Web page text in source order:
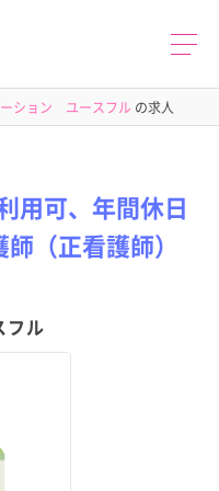
ション ユースフル の求人
用可、年間休日
（正看護師）
フル